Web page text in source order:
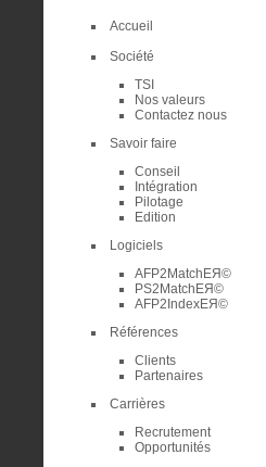
Accueil
Société
TSI
Nos valeurs
Contactez nous
Savoir faire
Conseil
Intégration
Pilotage
Edition
Logiciels
AFP2MatchEЯ©
PS2MatchEЯ©
AFP2IndexEЯ©
Références
Clients
Partenaires
Carrières
Recrutement
Opportunités